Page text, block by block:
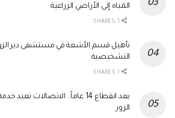
المياه إلى الأراضي الزراعية
تأهيل قسم الأشعة في مستشفى دير
التشخيصية
بعد انقطاع 14 عاماً.. الاتصالات
الزور